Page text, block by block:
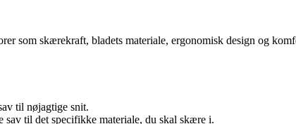
som skærekraft, bladets materiale, ergonomisk design og
til nøjagtige snit.
sav til det specifikke materiale, du skal skære i.